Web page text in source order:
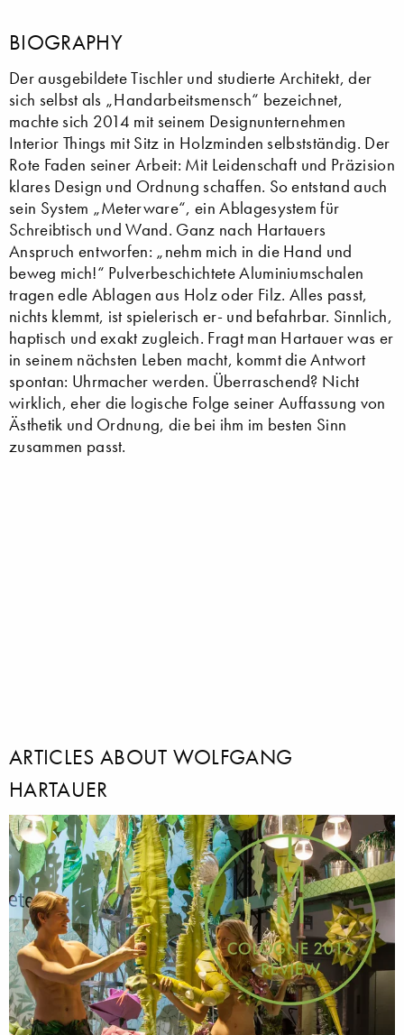
BIOGRAPHY
Der ausgebildete Tischler und studierte Architekt, der
sich selbst als „Handarbeitsmensch“ bezeichnet,
machte sich 2014 mit seinem Designunternehmen
Interior Things mit Sitz in Holzminden selbstständig. Der
Rote Faden seiner Arbeit: Mit Leidenschaft und Präzision
klares Design und Ordnung schaffen. So entstand auch
sein System „Meterware“, ein Ablagesystem für
Schreibtisch und Wand. Ganz nach Hartauers
Anspruch entworfen: „nehm mich in die Hand und
beweg mich!“ Pulverbeschichtete Aluminiumschalen
tragen edle Ablagen aus Holz oder Filz. Alles passt,
nichts klemmt, ist spielerisch er- und befahrbar. Sinnlich,
haptisch und exakt zugleich. Fragt man Hartauer was er
in seinem nächsten Leben macht, kommt die Antwort
spontan: Uhrmacher werden. Überraschend? Nicht
wirklich, eher die logische Folge seiner Auffassung von
Ästhetik und Ordnung, die bei ihm im besten Sinn
zusammen passt.
ARTICLES ABOUT WOLFGANG
HARTAUER